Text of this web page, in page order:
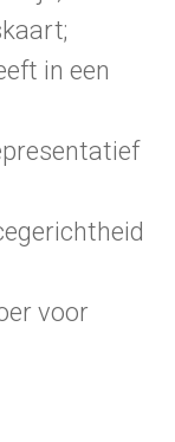
in een
voor